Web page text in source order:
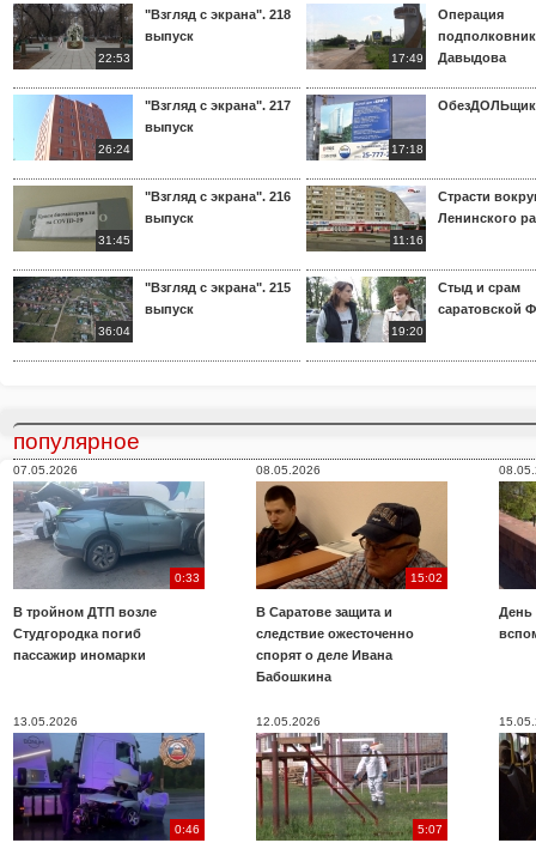
22:53
"Взгляд с экрана". 218
выпуск
26:24
"Взгляд с экрана". 217
выпуск
31:45
"Взгляд с экрана". 216
выпуск
36:04
"Взгляд с экрана". 215
выпуск
17:49
Операция
Давыдова
17:18
11:16
Страсти
Ленинского
19:20
Стыд и срам
саратовской
популярное
07.05.2026
0:33
В тройном ДТП возле
Студгородка погиб
пассажир иномарки
08.05.2026
15:02
В Саратове защита и
следствие ожесточенно
спорят о деле Ивана
Бабошкина
День
13.05.2026
0:46
12.05.2026
5:07